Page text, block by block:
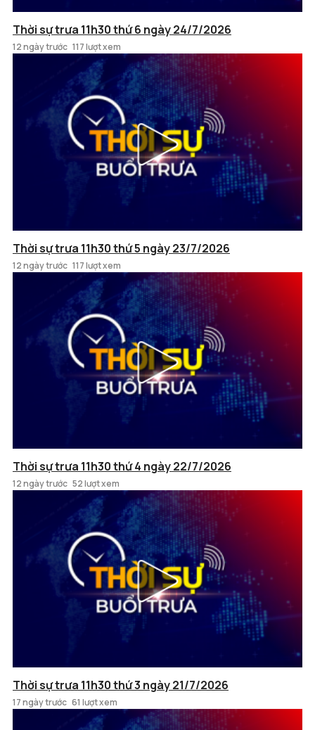
Thời sự trưa 11h30 thứ 6 ngày 24/7/2026
12 ngày trước 117 lượt xem
Thời sự trưa 11h30 thứ 5 ngày 23/7/2026
12 ngày trước 117 lượt xem
Thời sự trưa 11h30 thứ 4 ngày 22/7/2026
12 ngày trước 52 lượt xem
Thời sự trưa 11h30 thứ 3 ngày 21/7/2026
17 ngày trước 61 lượt xem